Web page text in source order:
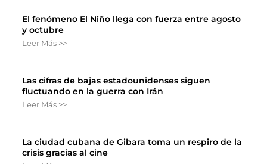
El fenómeno El Niño llega con fuerza entre agosto
y octubre
Leer Más >>
Las cifras de bajas estadounidenses siguen
fluctuando en la guerra con Irán
Leer Más >>
La ciudad cubana de Gibara toma un respiro de la
crisis gracias al cine